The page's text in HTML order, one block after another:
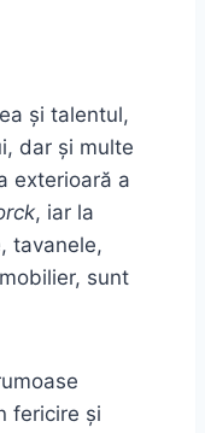
și talentul,
dar și multe
exterioară a
, iar la
tavanele,
sunt
fericire și